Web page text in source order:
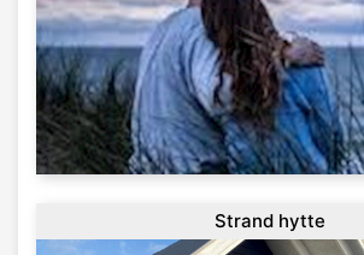
Strand hytte